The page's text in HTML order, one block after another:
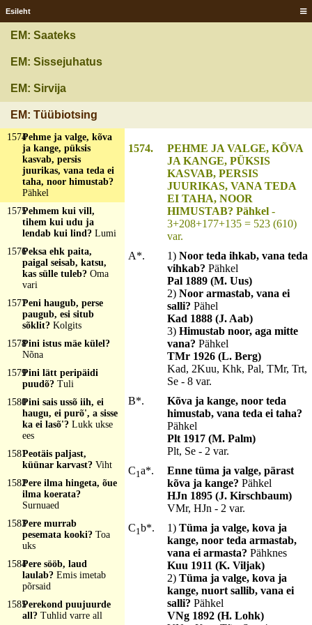
Esileht
EM: Saateks
EM: Sissejuhatus
EM: Sirvija
EM: Tüübiotsing
Tarvastu ja Paistu
puhussaga kasuk
1572Pinnär all, pinnär
pääl, sammõl kasus
Peenkene preili,
kavvõndõhe sülgäs?
Püss
1574Pehme ja valge, kõva
ja kange, püksis
kasvab, persis
juurikas, vana teda ei
taha, noor himustab?
Pähkel
1575Pehmem kui vill,
tihem kui udu ja
lendab kui lind? Lumi
1576Peksa ehk paita,
paigal seisab, katsu,
kas sülle tuleb? Oma
vari
1577Peni haugub, perse
paugub, esi situb
sõklit? Kolgits
1578Pini istus mäe külel?
Nõna
1579Pini lätt peripäidi
puudõ? Tuli
1580Pini sais ussõ iih, ei
haugu, ei purõ', a sisse
ka ei lasõ'? Lukk ukse
ees
1581Peotäis paljast,
küünar karvast? Viht
1582Pere ilma hingeta, õue
ilma koerata?
Surnuaed
1583Pere murrab
pesemata kooki? Toa
uks
1584Pere sööb, laud
laulab? Emis imetab
põrsaid
1585Perekond puujuurde
all? Tuhlid varre all
1574.
PEHME JA VALGE, KÕVA
JA KANGE, PÜKSIS
KASVAB, PERSIS
JUURIKAS, VANA TEDA
EI TAHA, NOOR
HIMUSTAB? Pähkel -
3+208+177+135 = 523 (610)
var.
A*.
1)Noor teda ihkab, vana teda
vihkab?Pähkel
Pal 1889 (M. Uus)
2)Noor armastab, vana ei
salli?Pähel
Kad 1888 (J. Aab)
3)Himustab noor, aga mitte
vana?Pähkel
TMr 1926 (L. Berg)
Kad, 2Kuu, Khk, Pal, TMr, Trt,
Se - 8 var.
B*.
Kõva ja kange, noor teda
himustab, vana teda ei taha?
Pähkel
Plt 1917 (M. Palm)
Plt, Se - 2 var.
C1a*.
Enne tüma ja valge, pärast
kõva ja kange?Pähkel
HJn 1895 (J. Kirschbaum)
VMr, HJn - 2 var.
C1b*. 1)Tüma ja valge, kova ja
kange, noor teda armastab,
vana ei armasta?Pähknes
Kuu 1911 (K. Viljak)
2)Tüma ja valge, kova ja
kange, nuort sallib, vana ei
salli?Pähkel
VNg 1892 (H. Lohk)